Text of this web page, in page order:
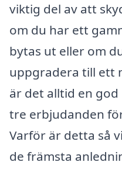
viktig del av att
om du har ett
bytas ut eller om
uppgradera till ett
är det alltid en
tre erbjudanden
Varför är detta så
de främsta